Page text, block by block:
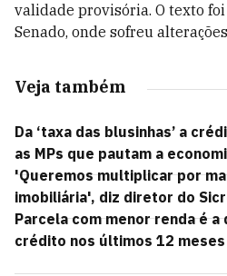
validade provisória. O texto
Senado, onde sofreu
Veja também
Da ‘taxa das blusinhas’ a
as MPs que pautam a
'Queremos multiplicar por
imobiliária', diz diretor do
Parcela com menor renda é a
crédito nos últimos 12 meses